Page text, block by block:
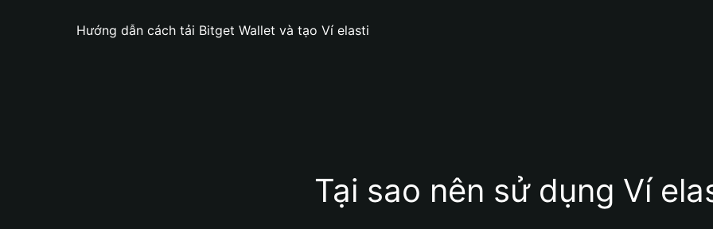
Hướng dẫn cách tải Bitget Wallet và tạo Ví elasti
Tại sao nên sử dụng Ví